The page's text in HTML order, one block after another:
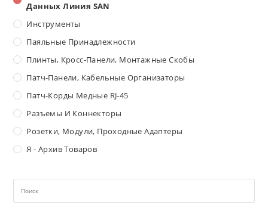
Данных Линия SAN
Инструменты
Паяльные Принадлежности
Плинты, Кросс-Панели, Монтажные Скобы
Патч-Панели, Кабельные Организаторы
Патч-Корды Медные RJ-45
Разъемы И Коннекторы
Розетки, Модули, Проходные Адаптеры
Я - Архив Товаров